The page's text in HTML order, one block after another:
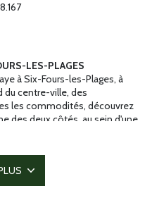
LES-PLAGES
à Six-Fours-les-Plages, à
du centre-ville, des
les commodités, découvrez
des deux côtés, au sein d'une
cette maison offre au rez-de-
avec séjour et cuisine
conviviaux en famille.